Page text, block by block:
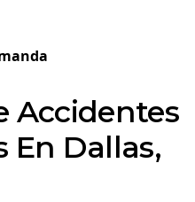
Accidentes
En Dallas,